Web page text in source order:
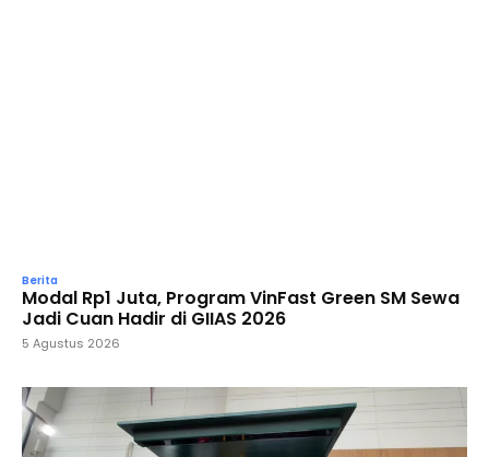
Berita
Modal Rp1 Juta, Program VinFast Green SM Sewa
Jadi Cuan Hadir di GIIAS 2026
5 Agustus 2026